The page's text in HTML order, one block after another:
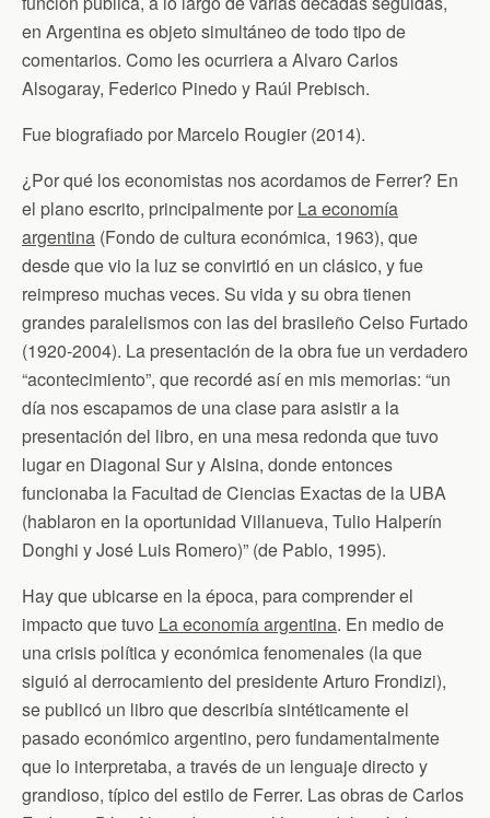
en Argentina es objeto simultáneo de todo tipo de
comentarios. Como les ocurriera a Alvaro Carlos
Alsogaray, Federico Pinedo y Raúl Prebisch.
Fue biografiado por Marcelo Rougier (2014).
¿Por qué los economistas nos acordamos de Ferrer? En
el plano escrito, principalmente por La economía
argentina (Fondo de cultura económica, 1963), que
desde que vio la luz se convirtió en un clásico, y fue
reimpreso muchas veces. Su vida y su obra tienen
grandes paralelismos con las del brasileño Celso Furtado
(1920-2004). La presentación de la obra fue un verdadero
“acontecimiento”, que recordé así en mis memorias: “un
día nos escapamos de una clase para asistir a la
presentación del libro, en una mesa redonda que tuvo
lugar en Diagonal Sur y Alsina, donde entonces
funcionaba la Facultad de Ciencias Exactas de la UBA
(hablaron en la oportunidad Villanueva, Tulio Halperín
Donghi y José Luis Romero)” (de Pablo, 1995).
Hay que ubicarse en la época, para comprender el
impacto que tuvo La economía argentina. En medio de
una crisis política y económica fenomenales (la que
siguió al derrocamiento del presidente Arturo Frondizi),
se publicó un libro que describía sintéticamente el
pasado económico argentino, pero fundamentalmente
que lo interpretaba, a través de un lenguaje directo y
grandioso, típico del estilo de Ferrer. Las obras de Carlos